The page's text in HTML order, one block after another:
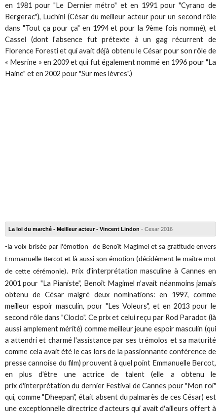
en 1981 pour "Le Dernier métro" et en 1991 pour "Cyrano de
Bergerac"), Luchini (César du meilleur acteur pour un second rôle
dans "Tout ça pour ça" en 1994 et pour la 9ème fois nommé), et
Cassel (dont l’absence fut prétexte à un gag récurrent de
Florence Foresti et qui avait déjà obtenu le César pour son rôle de
« Mesrine » en 2009 et qui fut également nommé en 1996 pour "La
Haine" et en 2002 pour "Sur mes lèvres".)
La loi du marché - Meilleur acteur - Vincent Lindon - Cesar 2016
-la voix brisée par l'émotion de Benoît Magimel et sa gratitude envers
Emmanuelle Bercot et là aussi son émotion (décidément le maître mot
de cette cérémonie). Prix d'interprétation masculine à Cannes en
2001 pour "La Pianiste", Benoît Magimel n'avait néanmoins jamais
obtenu de César malgré deux nominations: en 1997, comme
meilleur espoir masculin, pour "Les Voleurs", et en 2013 pour le
second rôle dans "Cloclo". Ce prix et celui reçu par Rod Paradot (là
aussi amplement mérité) comme meilleur jeune espoir masculin (qui
a attendri et charmé l'assistance par ses trémolos et sa maturité
comme cela avait été le cas lors de la passionnante conférence de
presse cannoise du film) prouvent à quel point Emmanuelle Bercot,
en plus d'être une actrice de talent (elle a obtenu le
prix d'interprétation du dernier Festival de Cannes pour "Mon roi"
qui, comme "Dheepan", était absent du palmarès de ces César) est
une exceptionnelle directrice d'acteurs qui avait d'ailleurs offert à